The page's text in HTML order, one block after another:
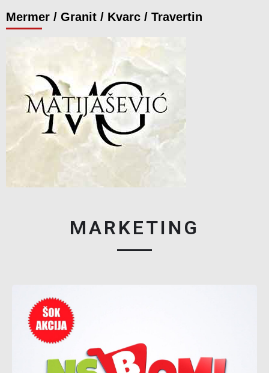
Mermer / Granit / Kvarc / Travertin
MARKETING